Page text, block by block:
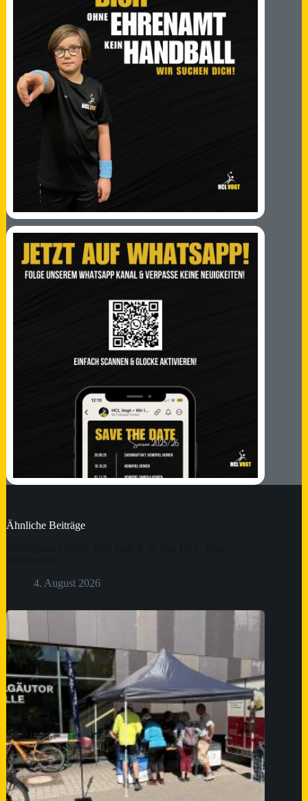
Ähnliche Beiträge
4. August 2026